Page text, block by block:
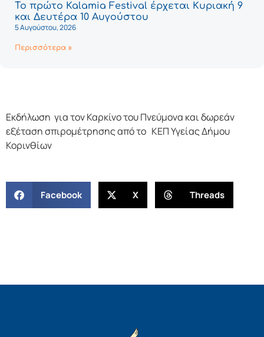
Το πρώτο Kalamia Festival έρχεται Κυριακή 9
και Δευτέρα 10 Αυγούστου
5 Αυγούστου, 2026
Περισσότερα »
Εκδήλωση για τον Καρκίνο του Πνεύμονα και δωρεάν
εξέταση σπιρομέτρησης από το ΚΕΠ Υγείας Δήμου
Κορινθίων
Facebook X Threads